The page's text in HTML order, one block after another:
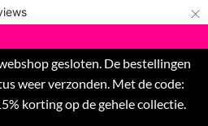
×
gesloten. De bestellingen
weer verzonden. Met de code:
korting op de gehele collectie.